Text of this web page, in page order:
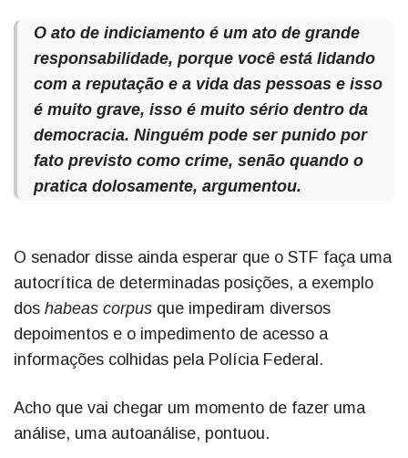
O ato de indiciamento é um ato de grande
responsabilidade, porque você está lidando
com a reputação e a vida das pessoas e isso
é muito grave, isso é muito sério dentro da
democracia. Ninguém pode ser punido por
fato previsto como crime, senão quando o
pratica dolosamente, argumentou.
O senador disse ainda esperar que o STF faça uma
autocrítica de determinadas posições, a exemplo
dos habeas corpus que impediram diversos
depoimentos e o impedimento de acesso a
informações colhidas pela Polícia Federal.
Acho que vai chegar um momento de fazer uma
análise, uma autoanálise, pontuou.